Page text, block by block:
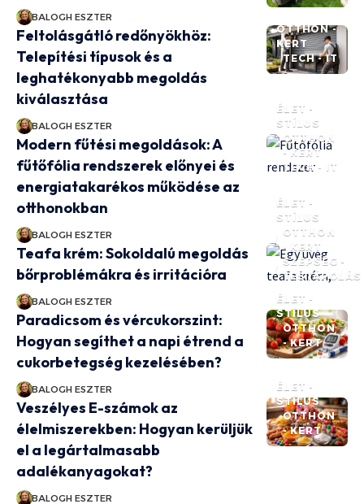
BALOGH ESZTER
OTTHON -
KERT
TECH - IT
Feltolásgátló redőnyökhöz:
Telepítési típusok és a
leghatékonyabb megoldás
kiválasztása
BALOGH ESZTER
ÉLET -
STÍLUS
OTTHON
- KERT
TECH - IT
Modern fűtési megoldások: A
fűtőfólia rendszerek előnyei és
energiatakarékos működése az
otthonokban
BALOGH ESZTER
ÉLET -
STÍLUS
OTTHON
- KERT
SZÉPSÉG -
TESTÁPOLÁS
Teafa krém: Sokoldalú megoldás
bőrproblémákra és irritációra
BALOGH ESZTER
ÉLET -
STÍLUS
OTTHON
- KERT
Paradicsom és vércukorszint:
Hogyan segíthet a napi étrend a
cukorbetegség kezelésében?
BALOGH ESZTER
ÉLET -
STÍLUS
OTTHON
- KERT
Veszélyes E-számok az
élelmiszerekben: Hogyan kerüljük
el a legártalmasabb
adalékanyagokat?
BALOGH ESZTER